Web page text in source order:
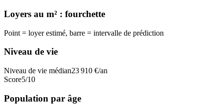
Loyers au m² : fourchette
Point = loyer estimé, barre = intervalle de prédiction
Niveau de vie
Niveau de vie médian23 910 €/an
Score5/10
Population par âge